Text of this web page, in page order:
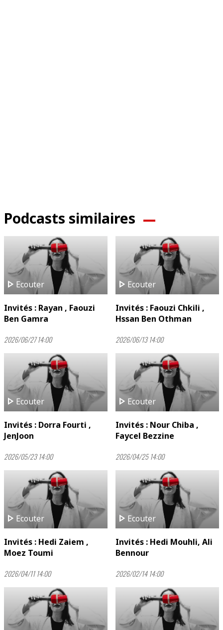
Podcasts similaires
play_arrow Ecouter
Invités : Rayan , Faouzi
Ben Gamra
2026/06/27 14:00
play_arrow Ecouter
Invités : Faouzi Chkili ,
Hssan Ben Othman
2026/06/13 14:00
play_arrow Ecouter
Invités : Dorra Fourti ,
JenJoon
2026/05/23 14:00
play_arrow Ecouter
Invités : Nour Chiba ,
Faycel Bezzine
2026/04/25 14:00
play_arrow Ecouter
Invités : Hedi Zaiem ,
Moez Toumi
2026/04/11 14:00
play_arrow Ecouter
Invités : Hedi Mouhli, Ali
Bennour
2026/02/14 14:00